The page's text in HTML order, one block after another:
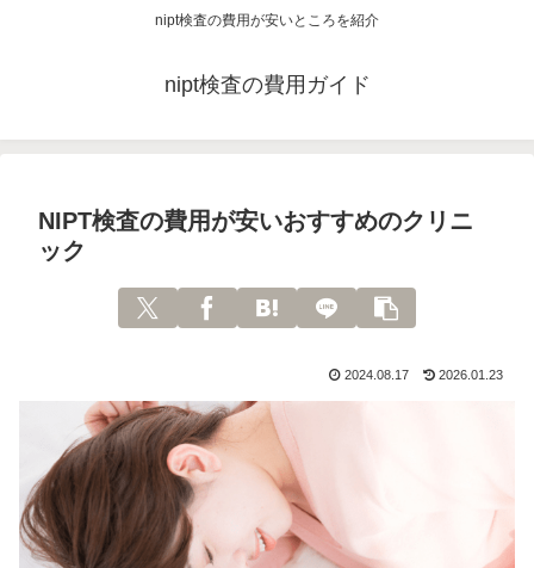
nipt検査の費用が安いところを紹介
nipt検査の費用ガイド
NIPT検査の費用が安いおすすめのクリニ
ック
2024.08.17 2026.01.23